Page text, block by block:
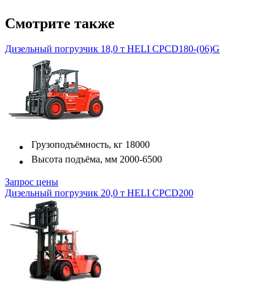
Смотрите также
Дизельный погрузчик 18,0 т HELI CPCD180-(06)G
Грузоподъёмность, кг 18000
Высота подъёма, мм 2000-6500
Запрос цены
Дизельный погрузчик 20,0 т HELI CPCD200